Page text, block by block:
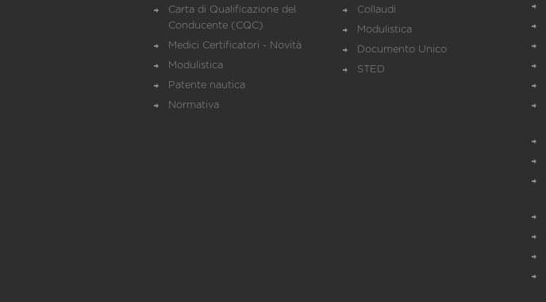
Carta di Qualificazione del
Conducente (CQC)
Medici Certificatori - Novità
Modulistica
Patente nautica
Normativa
Collaudi
Modulistica
Documento Unico
STED